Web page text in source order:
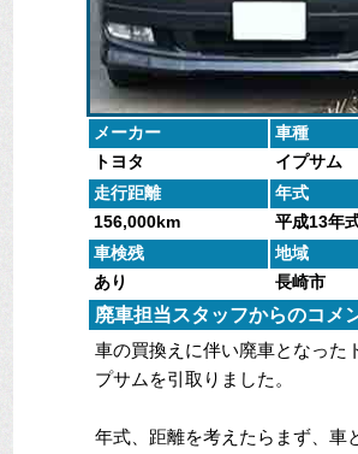
メーカー
車種
トヨタ
イプサム
走行距離
年式
156,000km
平成13年
車検残
地域
あり
長崎市
廃車担当スタッフからのコメ
車の買換えに伴い廃車となった
プサムを引取りました。
年式、距離を考えたらまず、車